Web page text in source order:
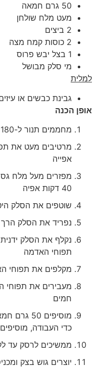
50 גרם חמאה
מעט מלח שולחן
2 ביצים
2 כוסות קמח מצה
1 בצל יבש פרוס
מי סלק מבושל
למלית
גבינת כבשים או עיזים
אופן הכנה
מחממים תנור ל-180 מעלות
מרטיבים מעט את
אפייה
שוטפים את הסלק היטב
נפריד את הסלק הרך
נקלף את הסלק ידנית
תפוחי האדמה
מקלפים את תפוחי
מעבירים את תפוחי
חמים
מוסיפים 50
כדי העבודה, מוסיפים 2 ביצים ו-2 כוסות קמח מצה
ממשיכים לרסק עד
יוצרים גוש בצק ומכניסים למקרר